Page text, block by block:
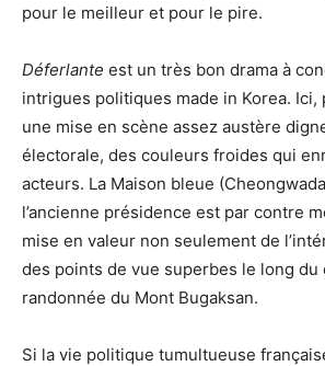
pour le meilleur et pour le pire.
Déferlante est un très bon drama à
intrigues politiques made in Korea. Ici,
une mise en scène assez austère
électorale, des couleurs froides qui
acteurs. La Maison bleue
l’ancienne présidence est par contre
mise en valeur non seulement de
des points de vue superbes le long du
randonnée du Mont Bugaksan.
Si la vie politique tumultueuse